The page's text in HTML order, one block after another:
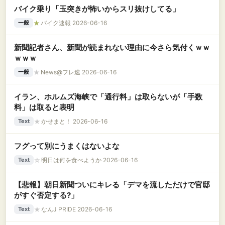
バイク乗り「玉突きが怖いからスリ抜けしてる」
一般 ★ バイク速報 2026-06-16
新聞記者さん、新聞が読まれない理由に今さら気付くｗｗ
ｗｗｗ
一般 ★ News@フレ速 2026-06-16
イラン、ホルムズ海峡で「通行料」は取らないが「手数
料」は取ると表明
Text ★ かせまと！ 2026-06-16
フグって別にうまくはないよな
Text ☆ 明日は何を食べようか 2026-06-16
【悲報】朝日新聞ついにキレる「デマを流しただけで官邸
がすぐ否定する?」
Text ★ なんJ PRIDE 2026-06-16